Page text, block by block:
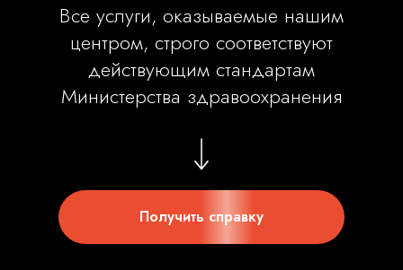
Все услуги, оказываемые нашим
центром, строго соответствуют
действующим стандартам
Министерства здравоохранения
Получить справку